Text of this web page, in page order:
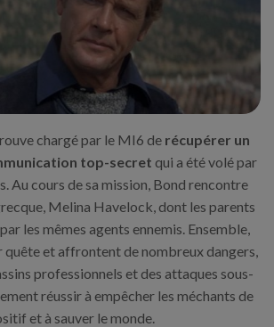
chargé par le MI6 de récupérer un
top-secret qui a été volé par
Au cours de sa mission, Bond rencontre
Melina Havelock, dont les parents
les mêmes agents ennemis. Ensemble,
quête et affrontent de nombreux dangers,
professionnels et des attaques sous-
réussir à empêcher les méchants de
et à sauver le monde.